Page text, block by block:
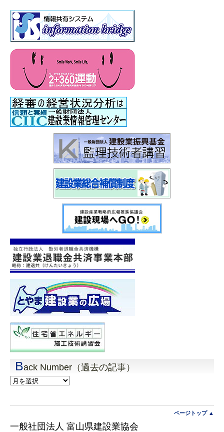
Back Number（過去の記事）
Back
Number（過
事）
ページトップ ▲
一般社団法人 富山県建設業協会